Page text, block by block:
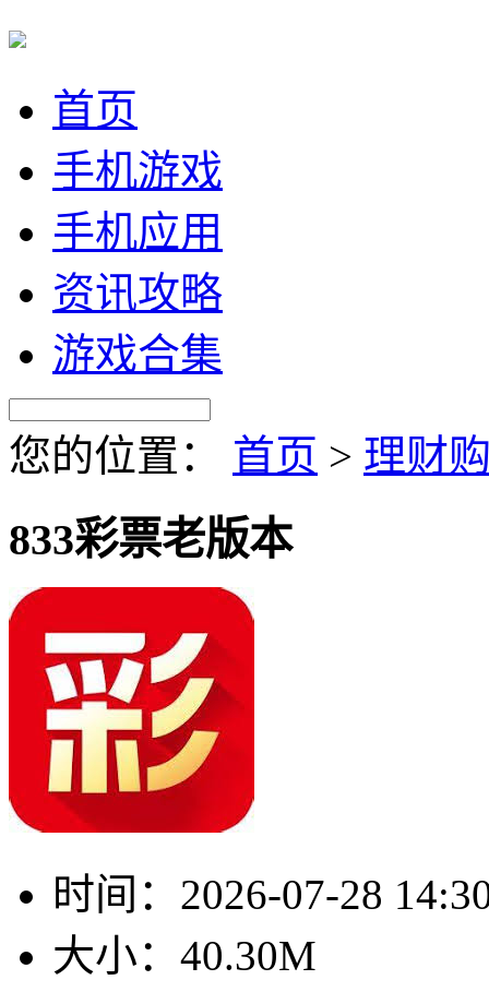
首页
手机游戏
手机应用
资讯攻略
游戏合集
您的位置： 首页 > 理财
833彩票老版本
时间： 2026-07-28
大小： 40.30M